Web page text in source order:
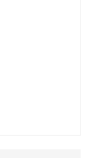
вполне
читать даже в
повествования.
в первой части
помогут
творчества
понять, какие реальные
стоит за некоторыми